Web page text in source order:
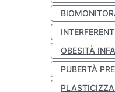
OBESITÀ
PUBERTÀ